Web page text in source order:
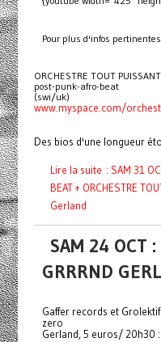
Pour plus d'infos
ORCHESTRE TOUT
post-punk-afro-beat
(swi/uk)
www.myspace.com/
Des bios d'une longueur
Lire la suite : SAM 31
BEAT + ORCHESTRE
Gerland
SAM 24 OCT :
GRRRND
Gaffer records et
zero
Gerland, 5 euros/ 20h30 :